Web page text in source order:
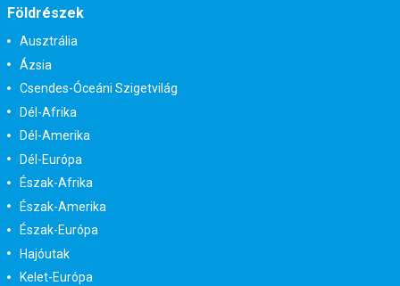
Földrészek
Ausztrália
Ázsia
Csendes-Óceáni Szigetvilág
Dél-Afrika
Dél-Amerika
Dél-Európa
Észak-Afrika
Észak-Amerika
Észak-Európa
Hajóutak
Kelet-Európa